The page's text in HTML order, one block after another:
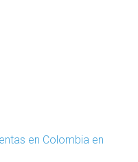
en Colombia en